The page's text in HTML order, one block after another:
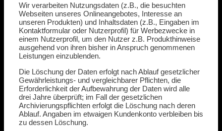
Wir verarbeiten Nutzungsdaten (z.B., die besuchten
Webseiten unseres Onlineangebotes, Interesse an
unseren Produkten) und Inhaltsdaten (z.B., Eingaben im
Kontaktformular oder Nutzerprofil) für Werbezwecke in
einem Nutzerprofil, um den Nutzer z.B. Produkthinweise
ausgehend von ihren bisher in Anspruch genommenen
Leistungen einzublenden.
Die Löschung der Daten erfolgt nach Ablauf gesetzlicher
Gewährleistungs- und vergleichbarer Pflichten, die
Erforderlichkeit der Aufbewahrung der Daten wird alle
drei Jahre überprüft; im Fall der gesetzlichen
Archivierungspflichten erfolgt die Löschung nach deren
Ablauf. Angaben im etwaigen Kundenkonto verbleiben bis
zu dessen Löschung.